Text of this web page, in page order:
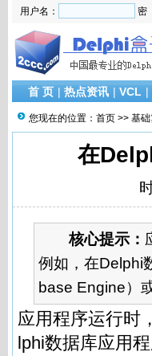
用户名： 密
首 页 | 热点资讯 | VCL |
您现在的位置： 首页 >> 基
在
核心提示：
例如，在Delphi
base Engine）
应用程序运行时
lphi数据库应用